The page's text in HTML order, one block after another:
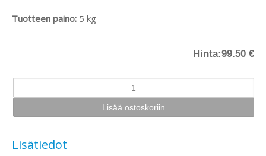
Tuotteen paino: 5 kg
Hinta:99.50 €
Lisätiedot